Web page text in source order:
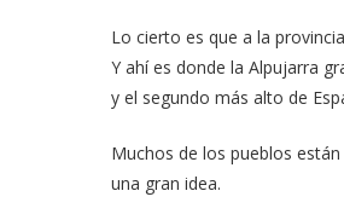
Lo cierto es que a la
Y ahí es donde la Alpujarra
y el segundo más alto de
Muchos de los pueblos
una gran idea.